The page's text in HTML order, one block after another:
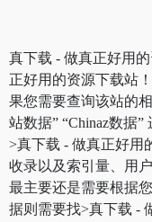
真下载 - 做真正好用
正好用的资源下载站
果您需要查询该站的
站数据” “Chinaz数据
>真下载 - 做真正好用
收录以及索引量、用
最主要还是需要根据
据则需要找>真下载 -